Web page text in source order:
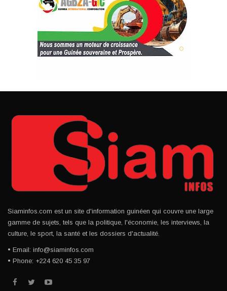
Siaminfos.com est un site d'information guinéen qui couvre une large
gamme de sujets, tels que la politique, l'économie, les interviews, la
culture, le sport, la santé et les dossiers d'actualité.
• Email: info@siaminfos.com
• Phone: +224 620 45 35 97